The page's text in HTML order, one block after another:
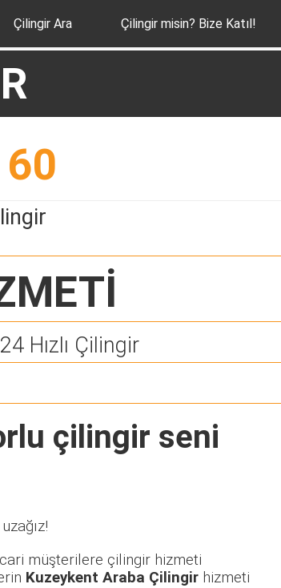
Çilingir Ara Çilingir misin? Bize Katıl!
Hızlı Çilingir
çilingir seni
müşterilere çilingir hizmeti
Kuzeykent Araba Çilingir hizmeti